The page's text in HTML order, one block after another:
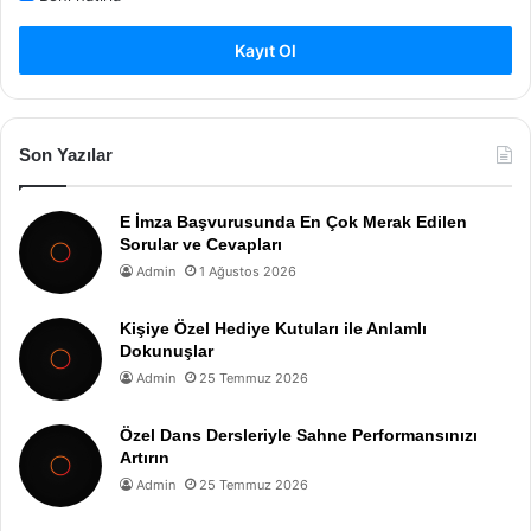
Kayıt Ol
Son Yazılar
E İmza Başvurusunda En Çok Merak Edilen
Sorular ve Cevapları
Admin 1 Ağustos 2026
Kişiye Özel Hediye Kutuları ile Anlamlı
Dokunuşlar
Admin 25 Temmuz 2026
Özel Dans Dersleriyle Sahne Performansınızı
Artırın
Admin 25 Temmuz 2026